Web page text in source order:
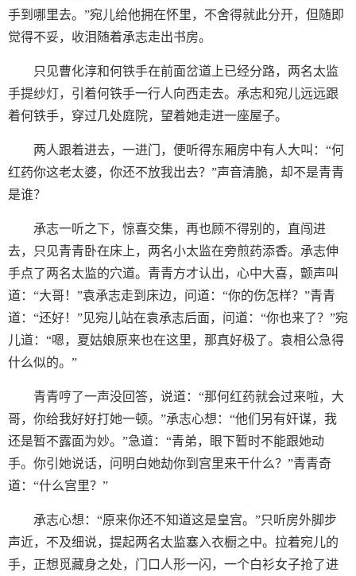
手到哪里去。”宛儿给他拥在怀里，不舍得就此分开，但随即
觉得不妥，收泪随着承志走出书房。
只见曹化淳和何铁手在前面岔道上已经分路，两名太监
手提纱灯，引着何铁手一行人向西走去。承志和宛儿远远跟
着何铁手，穿过几处庭院，望着她走进一座屋子。
两人跟着进去，一进门，便听得东厢房中有人大叫：“何
红药你这老太婆，你还不放我出去？”声音清脆，却不是青青
是谁？
承志一听之下，惊喜交集，再也顾不得别的，直闯进
去，只见青青卧在床上，两名小太监在旁煎药添香。承志伸
手点了两名太监的穴道。青青方才认出，心中大喜，颤声叫
道：“大哥！”袁承志走到床边，问道：“你的伤怎样？”青青
道：“还好！”见宛儿站在袁承志后面，问道：“你也来了？”宛
儿道：“嗯，夏姑娘原来也在这里，那真好极了。袁相公急得
什么似的。”
青青哼了一声没回答，说道：“那何红药就会过来啦，大
哥，你给我好好打她一顿。”承志心想：“他们另有奸谋，我
还是暂不露面为妙。”急道：“青弟，眼下暂时不能跟她动
手。你引她说话，问明白她劫你到宫里来干什么？”青青奇
道：“什么宫里？”
承志心想：“原来你还不知道这是皇宫。”只听房外脚步
声近，不及细说，提起两名太监塞入衣橱之中。拉着宛儿的
手，正想觅藏身之处，门口人形一闪，一个白衫女子抢了进